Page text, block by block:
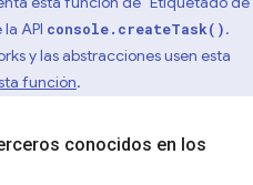
API console.createTask().
y las abstracciones usen esta
función.
conocidos en los